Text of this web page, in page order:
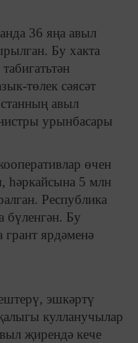
36 яңа авыл
Бу хакта
төлек сәясәт
авыл
урынбасары
өчен
һәркайсына 5 млн
Республика
бүленгән. Бу
грант ярдәменә
эшкәртү
кулланучылар
җирендә кече